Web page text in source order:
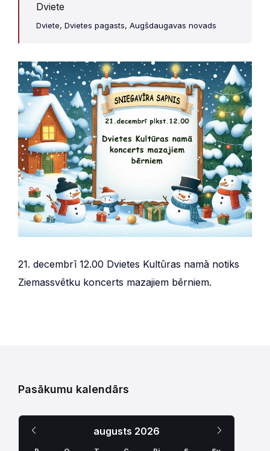
Dviete
Dviete, Dvietes pagasts, Augšdaugavas novads
21. decembrī 12.00 Dvietes Kultūras namā notiks
Ziemassvētku koncerts mazajiem bērniem.
Pasākumu kalendārs
augusts 2026
Mēnesis